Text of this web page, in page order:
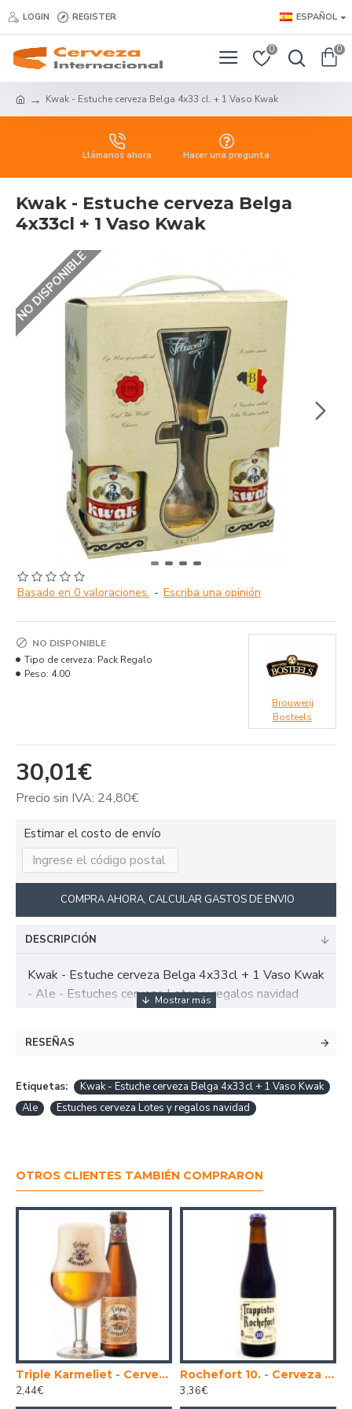
LOGIN REGISTER ESPAÑOL
0 0
Kwak - Estuche cerveza Belga 4x33 cl. + 1 Vaso Kwak
Llámanos ahora Hacer una pregunta
Kwak - Estuche cerveza Belga
4x33cl + 1 Vaso Kwak
NO DISPONIBLE
Basado en 0 valoraciones. - Escriba una opinión
30,01€
Precio sin IVA: 24,80€
NO DISPONIBLE
Tipo de cerveza: Pack Regalo
Peso: 4.00
Brouwerij
Bosteels
Estimar el costo de envío
COMPRA AHORA, CALCULAR GASTOS DE ENVIO
DESCRIPCIÓN
Kwak - Estuche cerveza Belga 4x33cl + 1 Vaso Kwak
- Ale - Estuches cerveza Lotes y regalos navidad
RESEÑAS
Etiquetas:
Kwak - Estuche cerveza Belga 4x33cl + 1 Vaso Kwak
Ale
Estuches cerveza Lotes y regalos navidad
OTROS CLIENTES TAMBIÉN COMPRARON
Triple Karmeliet - Cerveza Belga Ale Forta 33 cl.
2,44€
Rochefort 10. - Cerveza Belga Abadia Trapense 33 cl.
3,36€